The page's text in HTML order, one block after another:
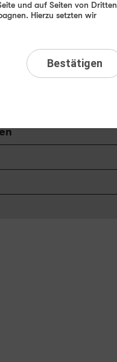
und auf Seiten von Dritten
Hierzu setzten wir
Bestätigen